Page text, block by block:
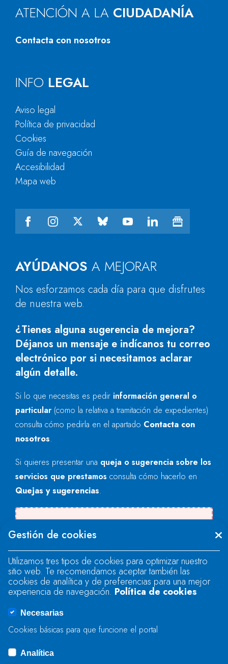
ATENCIÓN A LA CIUDADANÍA
Contacta con nosotros
AYÚDANOS A MEJORAR
Nos esforzamos cada día para que disfrutes
de nuestra web.
¿Tienes alguna sugerencia de mejora?
Déjanos un mensaje e indícanos tu correo
electrónico por si necesitamos aclarar
algún detalle.
Si lo que necesitas es pedir información general o
particular (como la relativa a tramitación de expedientes)
consulta cómo pedirla en el apartado Contacta con
nosotros.
Si quieres presentar una queja o sugerencia sobre los
servicios que prestamos consulta cómo hacerlo en
Quejas y sugerencias.
"text".
Se produjo un error al cargar el campo
"text".
Se produjo un error al cargar el campo
INFO LEGAL
Aviso legal
Política de privacidad
Cookies
Guía de navegación
Accesibilidad
Mapa web
Gestión de cookies
Utilizamos tres tipos de cookies para optimizar nuestro
sitio web. Te recomendamos aceptar también las
cookies de analítica y de preferencias para una mejor
experiencia de navegación. Política de cookies
Necesarias
Cookies básicas para que funcione el portal
Analítica